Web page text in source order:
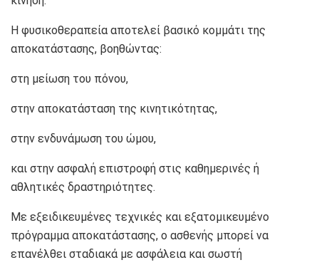
Η φυσικοθεραπεία αποτελεί βασικό κομμάτι της
αποκατάστασης, βοηθώντας:
στη μείωση του πόνου,
στην αποκατάσταση της κινητικότητας,
στην ενδυνάμωση του ώμου,
και στην ασφαλή επιστροφή στις καθημερινές ή
αθλητικές δραστηριότητες.
Με εξειδικευμένες τεχνικές και εξατομικευμένο
πρόγραμμα αποκατάστασης, ο ασθενής μπορεί να
επανέλθει σταδιακά με ασφάλεια και σωστή